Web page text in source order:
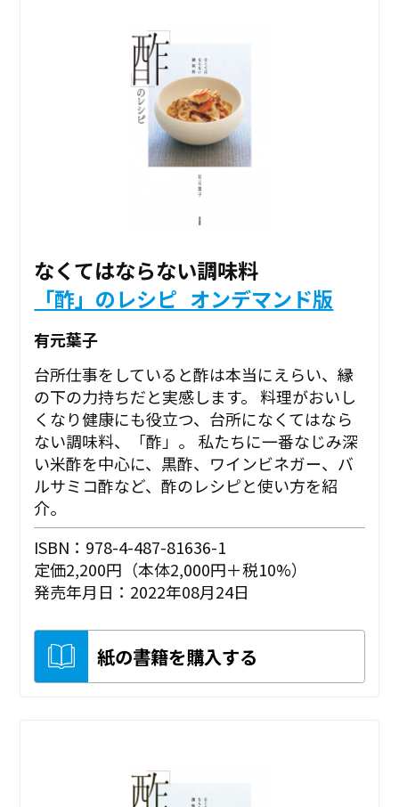
なくてはならない調味料
「酢」のレシピ_オンデマンド版
有元葉子
台所仕事をしていると酢は本当にえらい、縁
の下の力持ちだと実感します。 料理がおいし
くなり健康にも役立つ、台所になくてはなら
ない調味料、「酢」。 私たちに一番なじみ深
い米酢を中心に、黒酢、ワインビネガー、バ
ルサミコ酢など、酢のレシピと使い方を紹
介。
ISBN：978-4-487-81636-1
定価2,200円（本体2,000円＋税10%）
発売年月日：2022年08月24日
紙の書籍を購入する